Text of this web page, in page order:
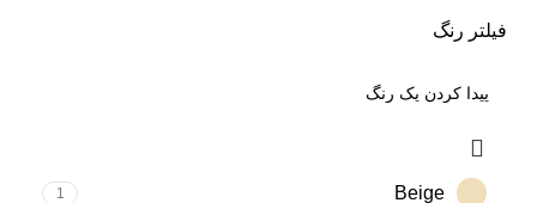
فیلتر رنگ
Beige
1